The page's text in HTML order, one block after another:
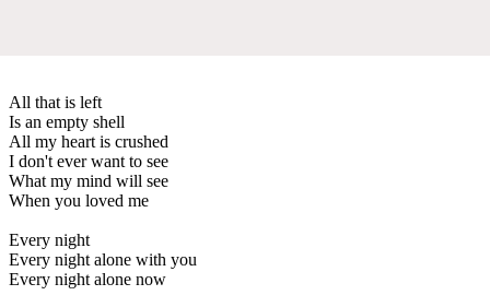
All that is left
Is an empty shell
All my heart is crushed
I don't ever want to see
What my mind will see
When you loved me
Every night
Every night alone with you
Every night alone now